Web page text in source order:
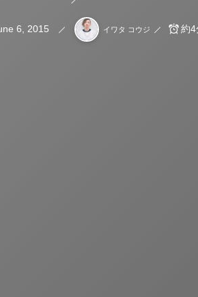
6, 2015 イワタ コウジ 約4